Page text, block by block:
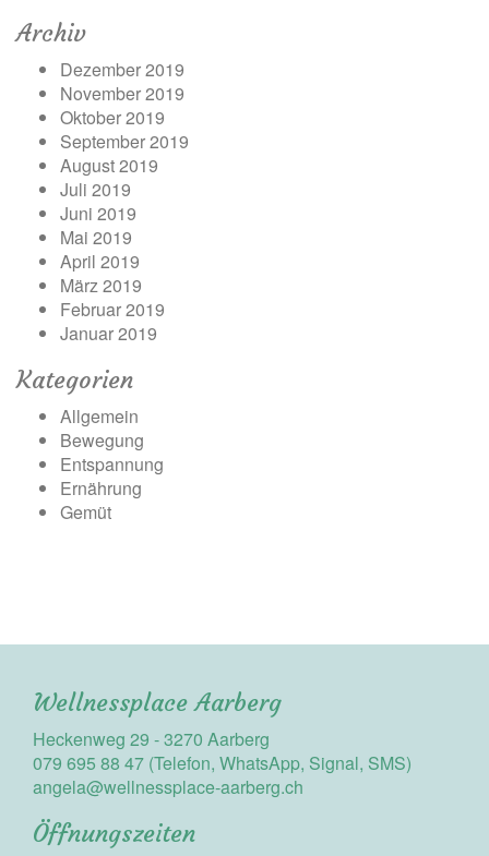
Archiv
Dezember 2019
November 2019
Oktober 2019
September 2019
August 2019
Juli 2019
Juni 2019
Mai 2019
April 2019
März 2019
Februar 2019
Januar 2019
Kategorien
Allgemein
Bewegung
Entspannung
Ernährung
Gemüt
Wellnessplace Aarberg
Heckenweg 29 - 3270 Aarberg
079 695 88 47 (Telefon, WhatsApp, Signal, SMS)
angela@wellnessplace-aarberg.ch
Öffnungszeiten